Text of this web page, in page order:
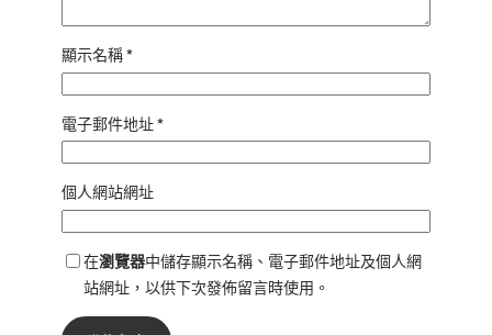
顯示名稱*
電子郵件地址*
個人網站網址
在瀏覽器中儲存顯示名稱、電子郵件地址及個人網
站網址，以供下次發佈留言時使用。